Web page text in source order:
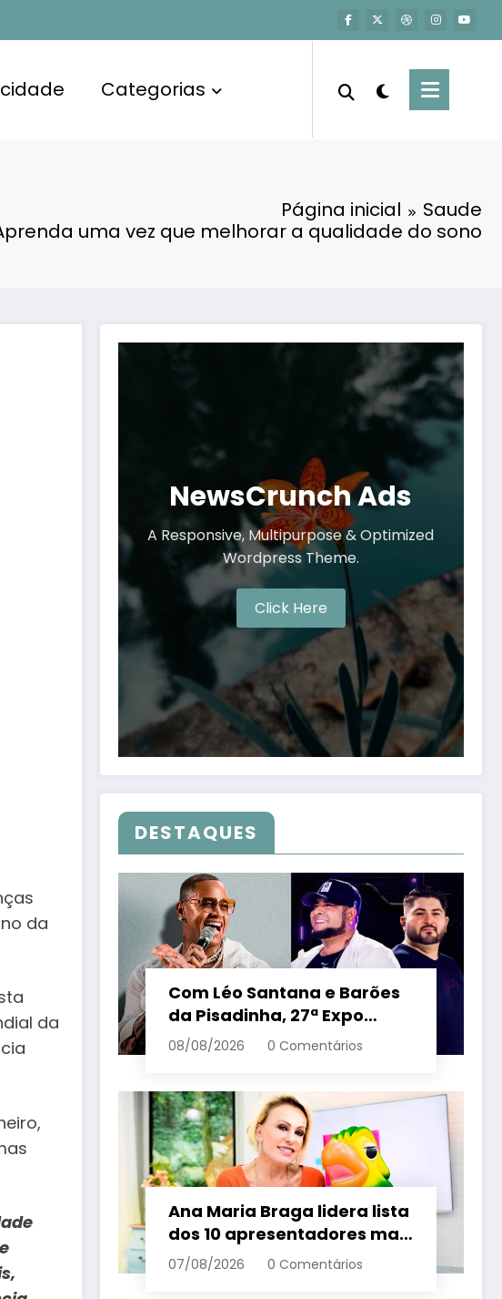
Categorias
Página inicial
Saude
uma vez que melhorar a qualidade do sono
da
da
NewsCrunch Ads
A Responsive, Multipurpose & Optimized
Wordpress Theme.
Click Here
DESTAQUES
Com Léo Santana e Barões
da Pisadinha, 27ª Expo
Aracruz espera receber 80
08/08/2026 0 Comentários
Ana Maria Braga lidera lista
dos 10 apresentadores mais
queridos da TV; veja
07/08/2026 0 Comentários